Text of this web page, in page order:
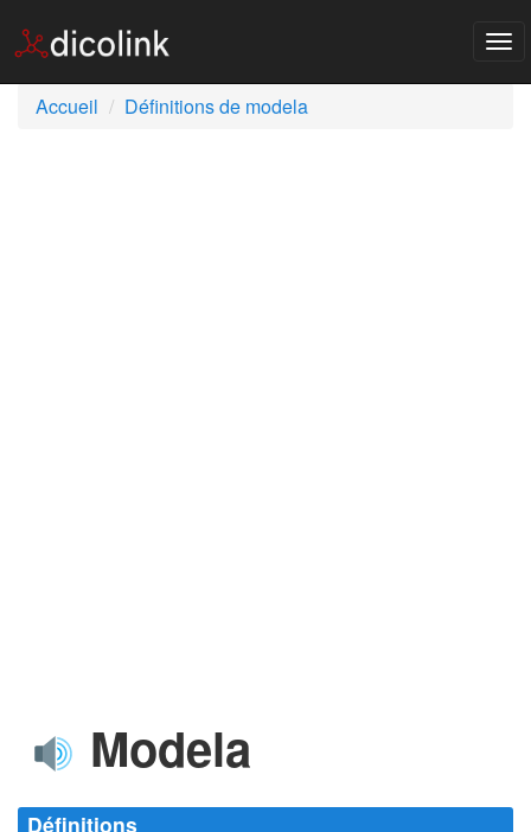
Accueil
Définitions de modela
Modela
Définitions